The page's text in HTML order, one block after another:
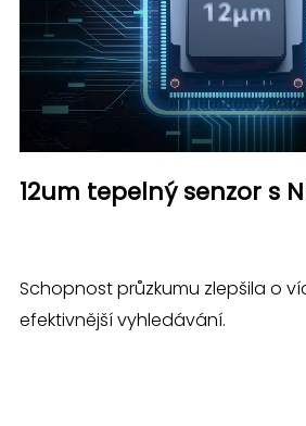
12um tepelný senzor s
Schopnost průzkumu zlepšila o
efektivnější vyhledávání.